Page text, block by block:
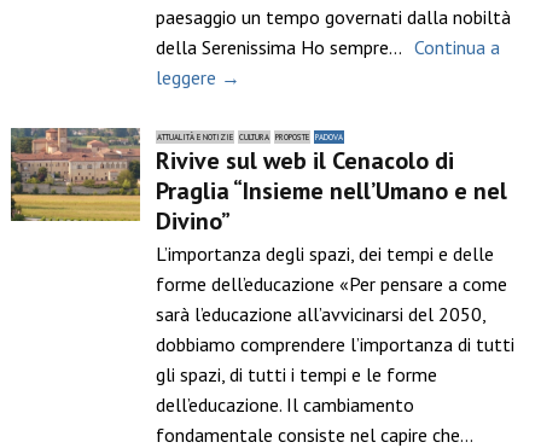
paesaggio un tempo governati dalla nobiltà
della Serenissima Ho sempre… Continua a
leggere →
ATTUALITÀ E NOTIZIE CULTURA PROPOSTE PADOVA
Rivive sul web il Cenacolo di
Praglia “Insieme nell’Umano e nel
Divino”
L’importanza degli spazi, dei tempi e delle
forme dell’educazione «Per pensare a come
sarà l’educazione all’avvicinarsi del 2050,
dobbiamo comprendere l’importanza di tutti
gli spazi, di tutti i tempi e le forme
dell’educazione. Il cambiamento
fondamentale consiste nel capire che…